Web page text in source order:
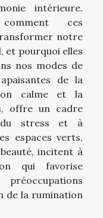
intérieure.
comment ces
notre
et pourquoi elles
nos modes de
de la
calme et la
offre un cadre
stress et à
espaces verts,
incitent à
qui favorise
de la rumination